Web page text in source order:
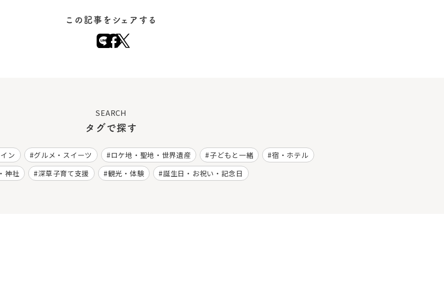
この記事をシェアする
SEARCH
タグで探す
ン グルメ・スイーツ ロケ地・聖地・世界遺産 子どもと一緒
宿・ホテル
神社
深草子育て支援 観光・体験 誕生日・お祝い・記念日